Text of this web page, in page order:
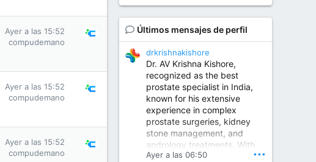
Ayer a las 15:52
compudemano
Ayer a las 15:52
compudemano
Ayer a las 15:52
compudemano
Últimos mensajes de perfil
drkrishnakishore
Dr. AV Krishna Kishore,
recognized as the best
prostate specialist in India,
known for his extensive
experience in complex
prostate surgeries, kidney
stone management, and
andrology treatments. With
years of surgical practice and
Ayer a las 06:50 •••